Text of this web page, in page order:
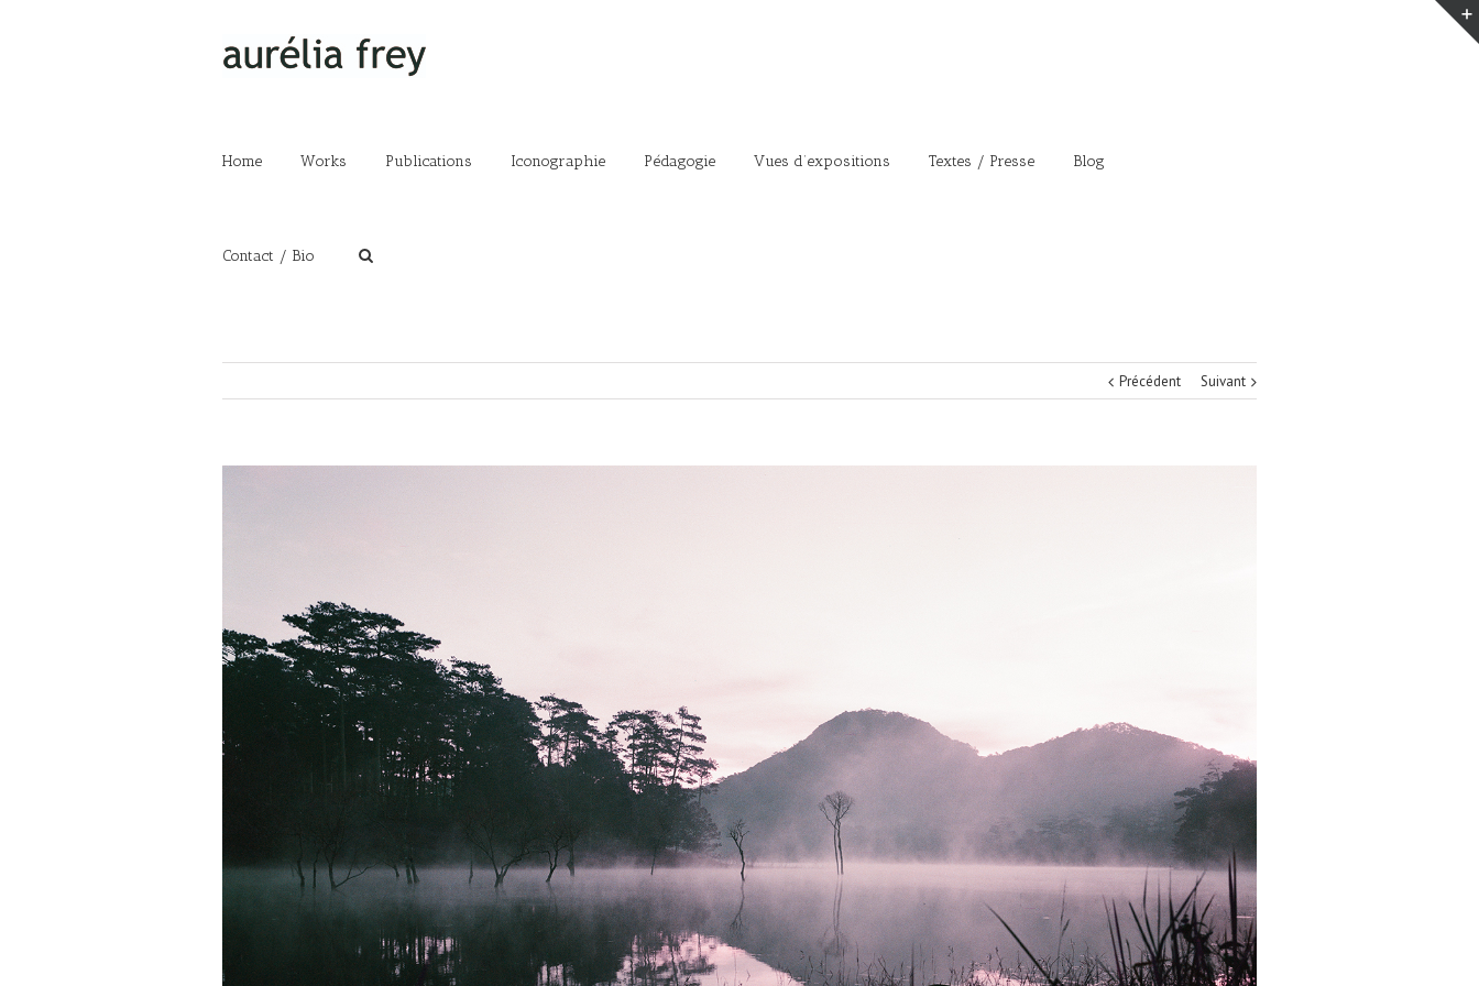
Home Works Publications Iconographie Pédagogie Vues d’expositions Textes / Presse Blog
Contact / Bio
Précédent Suivant